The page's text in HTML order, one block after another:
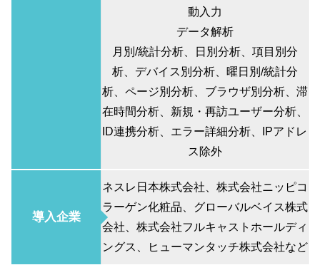
動入力
データ解析
月別/統計分析、日別分析、項目別分
析、デバイス別分析、曜日別/統計分
析、ページ別分析、ブラウザ別分析、滞
在時間分析、新規・再訪ユーザー分析、
ID連携分析、エラー詳細分析、IPアドレ
ス除外
導入企業
ネスレ日本株式会社、株式会社ニッピコ
ラーゲン化粧品、グローバルベイス株式
会社、株式会社フルキャストホールディ
ングス、ヒューマンタッチ株式会社など